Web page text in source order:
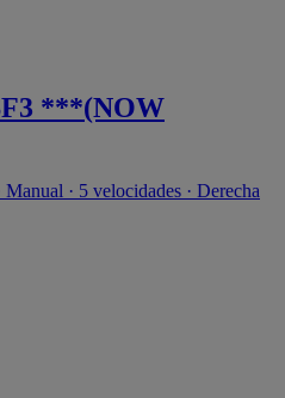
***(NOW
· 5 velocidades · Derecha